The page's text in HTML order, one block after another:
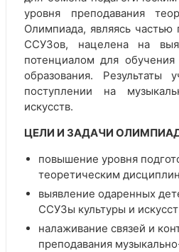
уровня преподавания
Олимпиада, являясь
ССУЗов, нацелена на
потенциалом для
образования. Результаты
поступлении на
искусств.
ЦЕЛИ И ЗАДАЧИ
повышение уровня
теоретическим
выявление одаренных
ССУЗы культуры и
налаживание связей и
преподавания